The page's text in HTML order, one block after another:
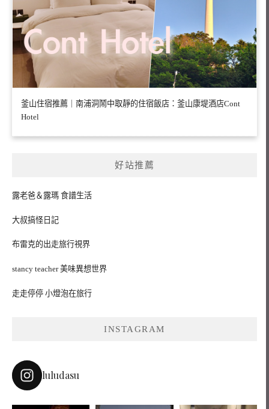
釜山住宿推薦｜南浦洞鬧中取靜的住宿飯店：釜山康堤酒店Cont
Hotel
好站推薦
露老爸＆露瑪 食譜生活
大叔搞怪日記
布雷克的出走旅行視界
stancy teacher 美味異想世界
走走停停 小燈泡在旅行
INSTAGRAM
luludasu